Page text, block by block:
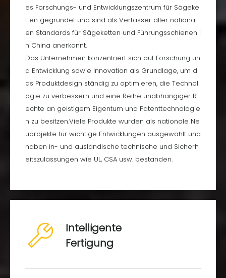
ab;Schließen Sie den
Aufbau des Enterprise
Cloud Computing
ab#Private Cloud
Super-Integration.
es Forschungs- und Entwicklungszentrum für Sägeke
tten gegründet und sind als Verfasser aller national
en Standards für Sägeketten und Führungsschienen i
n China anerkannt.
Das Unternehmen konzentriert sich auf Forschung un
d Entwicklung sowie Innovation als Grundlage, um d
as Produktdesign ständig zu optimieren, die Technol
ogie zu verbessern und eine Reihe unabhängiger R
echte an geistigem Eigentum und Patenttechnologie
n zu besitzen.Viele Produkte wurden als nationale Ne
uprojekte für wichtige Entwicklungen ausgewählt und
haben in- und ausländische technische und Sicherh
eitszulassungen wie UL, CSA usw. bestanden.
Intelligente
Fertigung